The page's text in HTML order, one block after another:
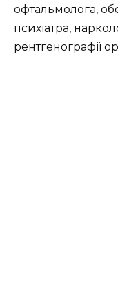
офтальмолога,
психіатра,
рентгенографії